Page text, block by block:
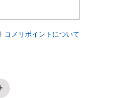
コメリポイントについて